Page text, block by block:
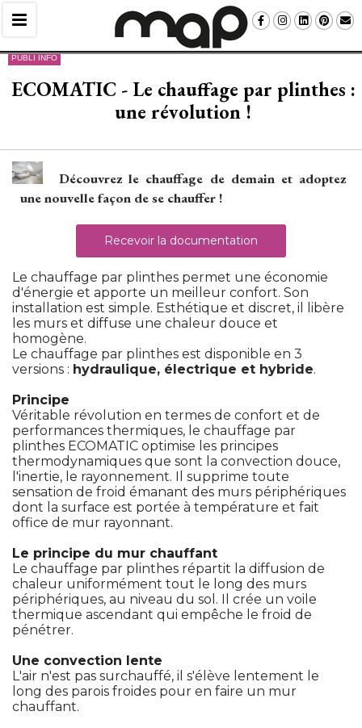
PUBLI INFO
ECOMATIC - Le chauffage par plinthes :
une révolution !
Découvrez le chauffage de demain et adoptez
une nouvelle façon de se chauffer !
Recevoir la documentation
Le chauffage par plinthes permet une économie
d'énergie et apporte un meilleur confort. Son
installation est simple. Esthétique et discret, il libère
les murs et diffuse une chaleur douce et
homogène.
Le chauffage par plinthes est disponible en 3
versions : hydraulique, électrique et hybride.
Principe
Véritable révolution en termes de confort et de
performances thermiques, le chauffage par
plinthes ECOMATIC optimise les principes
thermodynamiques que sont la convection douce,
l'inertie, le rayonnement. Il supprime toute
sensation de froid émanant des murs périphériques
dont la surface est portée à température et fait
office de mur rayonnant.
Le principe du mur chauffant
Le chauffage par plinthes répartit la diffusion de
chaleur uniformément tout le long des murs
périphériques, au niveau du sol. Il crée un voile
thermique ascendant qui empêche le froid de
pénétrer.
Une convection lente
L'air n'est pas surchauffé, il s'élève lentement le
long des parois froides pour en faire un mur
chauffant.